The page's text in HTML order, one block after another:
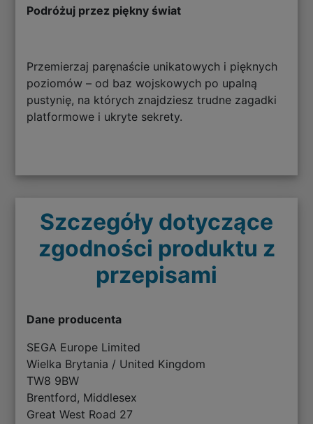
Podróżuj przez piękny świat
Przemierzaj paręnaście unikatowych i pięknych
poziomów – od baz wojskowych po upalną
pustynię, na których znajdziesz trudne zagadki
platformowe i ukryte sekrety.
Szczegóły dotyczące
zgodności produktu z
przepisami
Dane producenta
SEGA Europe Limited
Wielka Brytania / United Kingdom
TW8 9BW
Brentford, Middlesex
Great West Road 27